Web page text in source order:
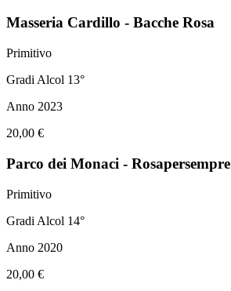
Masseria Cardillo - Bacche Rosa
Primitivo
Gradi Alcol 13°
Anno 2023
20,00 €
Parco dei Monaci - Rosapersempre
Primitivo
Gradi Alcol 14°
Anno 2020
20,00 €